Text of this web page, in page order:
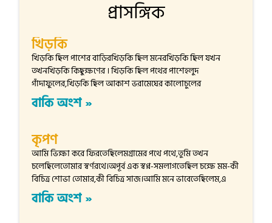
প্রাসঙ্গিক
খিড়কি
খিড়কি ছিল পাশের বাড়িরখিড়কি ছিল মনেরখিড়কি ছিল যখন
তখনখিড়কি কিছুক্ষণের । খিড়কি ছিল পথের পাশেহলুদ
গাঁদাফুলের,খিড়কি ছিল আকাশ ভরামেঘের কালোচুলের
বাকি অংশ »
কৃপণ
আমি ভিক্ষা করে ফিরতেছিলেমগ্রামের পথে পথে,তুমি তখন
চলেছিলেতোমার স্বর্ণরথে।অপূর্ব এক স্বপ্ন-সমলাগতেছিল চক্ষে মম-কী
বিচিত্র শোভা তোমার,কী বিচিত্র সাজ।আমি মনে ভাবেতেছিলেম,এ
বাকি অংশ »